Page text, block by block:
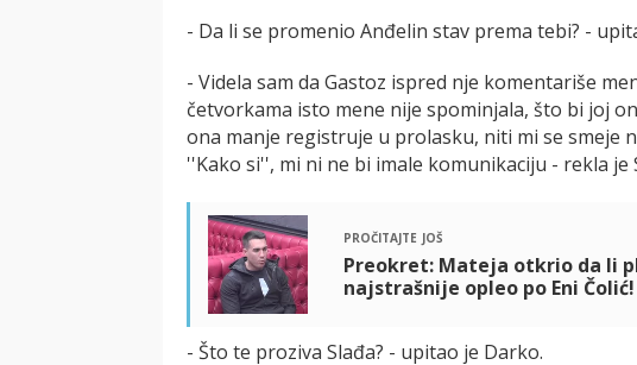
- Da li se promenio Anđelin stav prema tebi? -
- Videla sam da Gastoz ispred nje komentariše
četvorkama isto mene nije spominjala, što bi joj
ona manje registruje u prolasku, niti mi se smeje
''Kako si'', mi ni ne bi imale komunikaciju - rekla je
pročitajte još
Preokret: Mateja otkrio da li
najstrašnije opleo po Eni Čolić!
- Što te proziva Slađa? - upitao je Darko.